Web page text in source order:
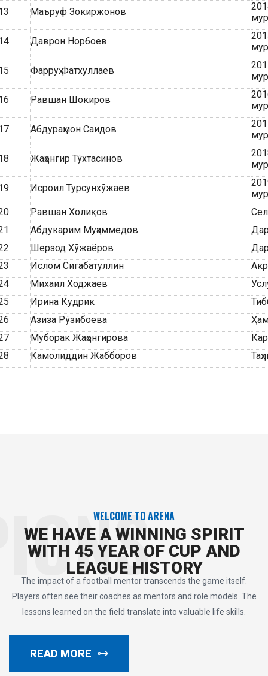
Маъруф Зокиржонов
Даврон Норбоев
Фарруҳ Фатхуллаев
Равшан Шокиров
Абдураҳмон Саидов
Жаҳонгир Тўхтасинов
Исроил Турсунхўжаев
Равшан Холиқов
Абдукарим Муҳаммедов
Шерзод Хўжаёров
Ислом Сигабатуллин
Михаил Ходжаев
Ирина Кудрик
Азиза Рўзибоева
Муборак Жаҳонгирова
Камолиддин Жабборов
WELCOME TO ARENA
WE HAVE A WINNING SPIRIT
WITH 45 YEAR OF CUP AND
LEAGUE HISTORY
The impact of a football mentor transcends the game itself.
Players often see their coaches as mentors and role models. The
lessons learned on the field translate into valuable life skills.
READ MORE